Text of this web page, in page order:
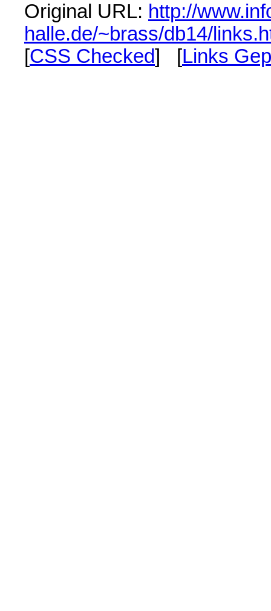
Original URL: http://
halle.de/~brass/db14/
[CSS Checked] [Links